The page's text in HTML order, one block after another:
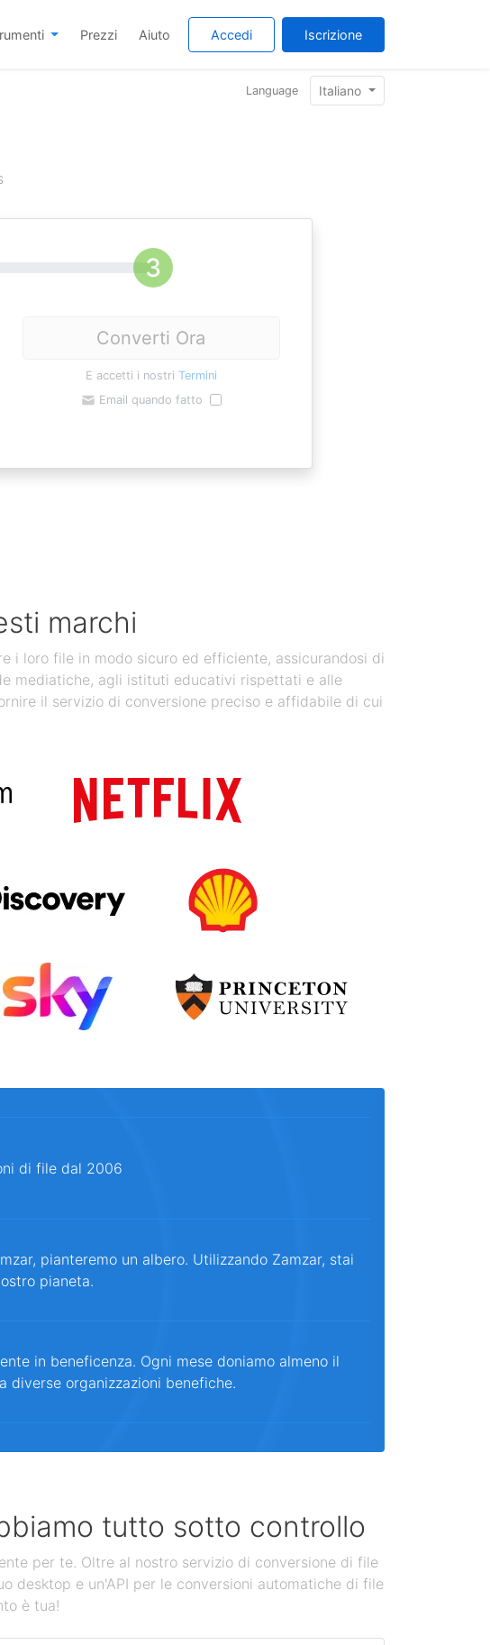
Prezzi Aiuto Accedi Iscrizione
Language Italiano
Converti Ora
E accetti i nostri Termini
Email quando fatto
marchi
i loro file in modo sicuro ed efficiente, assicurandosi di
mediatiche, agli istituti educativi rispettati e alle
il servizio di conversione preciso e affidabile di cui
di file dal 2006
pianteremo un albero. Utilizzando Zamzar, stai
pianeta.
in beneficenza. Ogni mese doniamo almeno il
diverse organizzazioni benefiche.
tutto sotto controllo
per te. Oltre al nostro servizio di conversione di file
desktop e un'API per le conversioni automatiche di file
è tua!